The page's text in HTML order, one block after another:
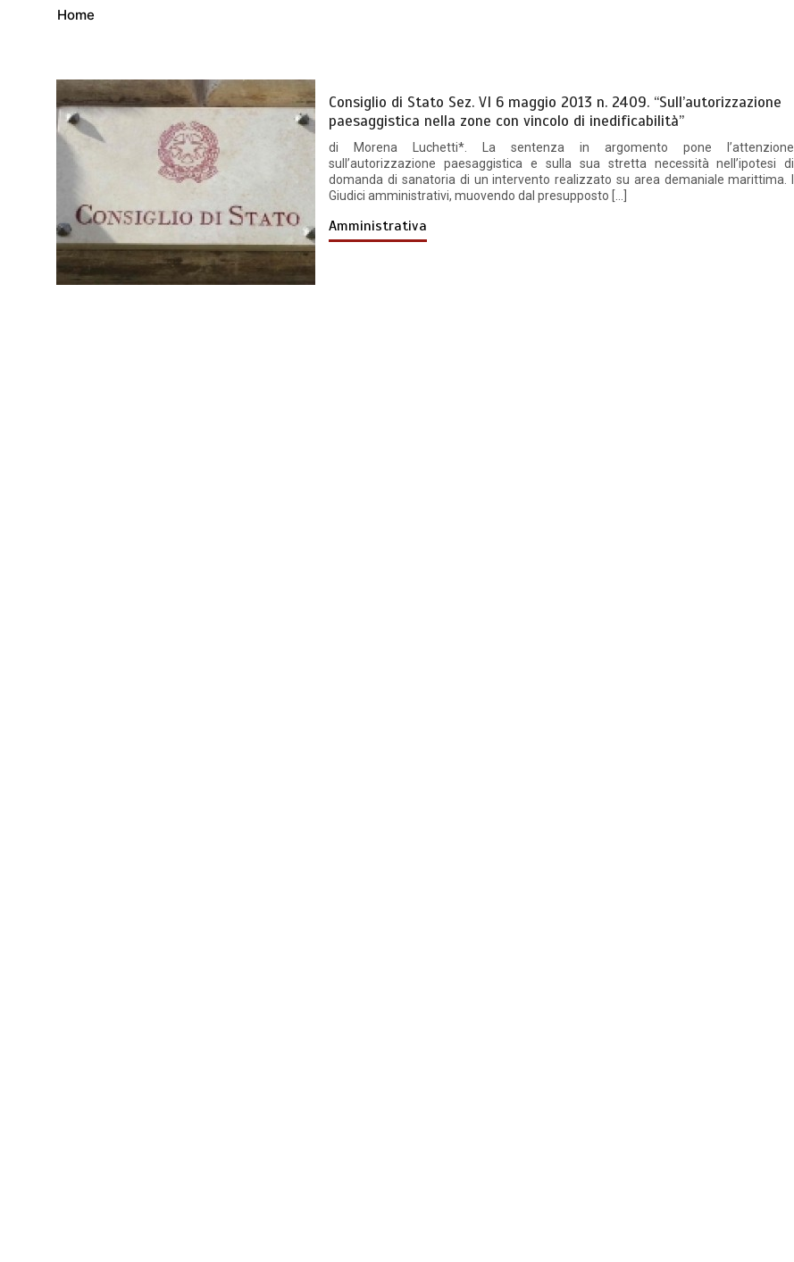
Home
Consiglio di Stato Sez. VI 6 maggio 2013 n. 2409. “Sull’autorizzazione
paesaggistica nella zone con vincolo di inedificabilità”
di Morena Luchetti*. La sentenza in argomento pone l’attenzione
sull’autorizzazione paesaggistica e sulla sua stretta necessità nell’ipotesi di
domanda di sanatoria di un intervento realizzato su area demaniale marittima. I
Giudici amministrativi, muovendo dal presupposto […]
Amministrativa